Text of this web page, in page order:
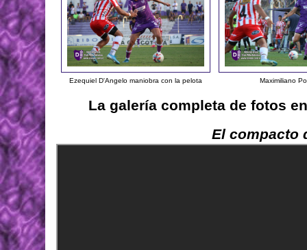
Ezequiel D'Angelo maniobra con la pelota Maximiliano
La galería completa de fotos
El compacto